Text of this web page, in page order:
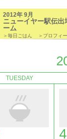
2012年 9月
ニューイヤー駅伝出
ーム
＞毎日ごはん ＞プロフィ
TUESDAY
4